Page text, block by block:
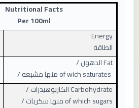
Nutritional Facts
Per 100ml
Energy
الطاقة
Fatالدهون /
of wich saturatesمنها مشبعه /
Carbohydrateالكاربوهيدرات /
of which sugarsمنها سكريات /